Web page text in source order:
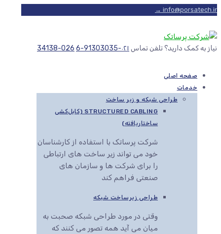
info@porsatech.ir →
نیاز به کمک دارید؟ تلفن تماس ۰۲۱-91303035-6 026-34138
صفحه اصلی
خدمات
طراحی شبکه و زیر ساخت
STRUCTURED CABLING (کابل‌کشی
ساختاریافته)
شرکت پرساتک با استفاده از کارشناسان
خود می تواند زیر ساخت های ارتباطی
را برای شرکت ها و سازمان های
صنعتی فراهم کند
طراحی زیرساخت شبکه
وقتی در مورد طراحی شبکه صحبت به
میان می آید همه تصور می کنند که